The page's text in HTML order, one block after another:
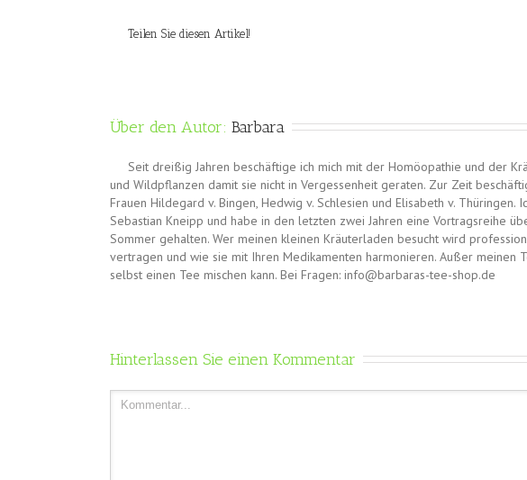
Teilen Sie diesen Artikel!
Über den Autor: Barbara
Seit dreißig Jahren beschäftige ich mich mit der Homöopathie und der
und Wildpflanzen damit sie nicht in Vergessenheit geraten. Zur Zeit
Frauen Hildegard v. Bingen, Hedwig v. Schlesien und Elisabeth v.
Sebastian Kneipp und habe in den letzten zwei Jahren eine Vortragsreihe
Sommer gehalten. Wer meinen kleinen Kräuterladen besucht wird
vertragen und wie sie mit Ihren Medikamenten harmonieren. Außer meinen
selbst einen Tee mischen kann. Bei Fragen: info@barbaras-tee-shop.de
Hinterlassen Sie einen Kommentar